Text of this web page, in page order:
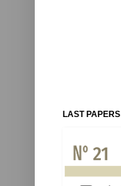
LAST PAPERS